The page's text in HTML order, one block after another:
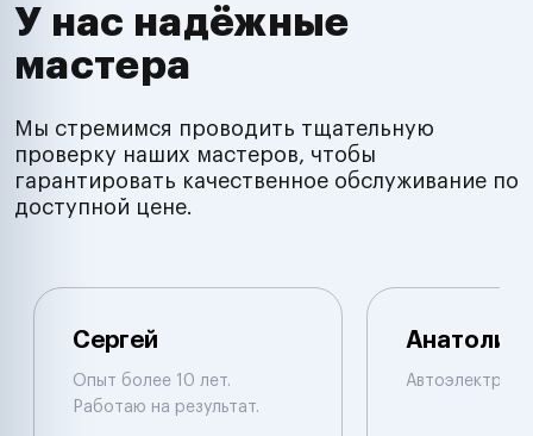
У нас надёжные
мастера
Мы стремимся проводить тщательную
проверку наших мастеров, чтобы
гарантировать качественное обслуживание по
доступной цене.
Сергей
Опыт более 10 лет.
Работаю на результат.
Анатолий
Автоэлектрик